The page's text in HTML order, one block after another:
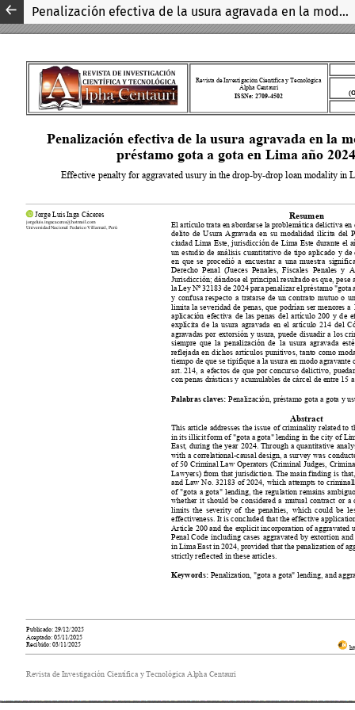
Penalización efectiva de la usura agravada en la modalidad de préstamo gota a gota en Lima año 2024